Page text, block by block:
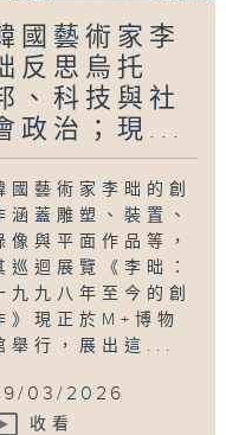
國藝術家李
反思烏托
、科技與社
政治；現...
國藝術家李昢的創
涵蓋雕塑、裝置、
像與平面作品等，
巡迴展覽《李昢：
九九八年至今的創
》現正於M+博物
舉行，展出這...
03/2026
收看